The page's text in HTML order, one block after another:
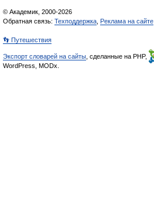
© Академик, 2000-2026
Обратная связь: Техподдержка Реклама на сайте
👣 Путешествия
Экспорт словарей на сайты , сделанные на PHP,
WordPress, MODx.